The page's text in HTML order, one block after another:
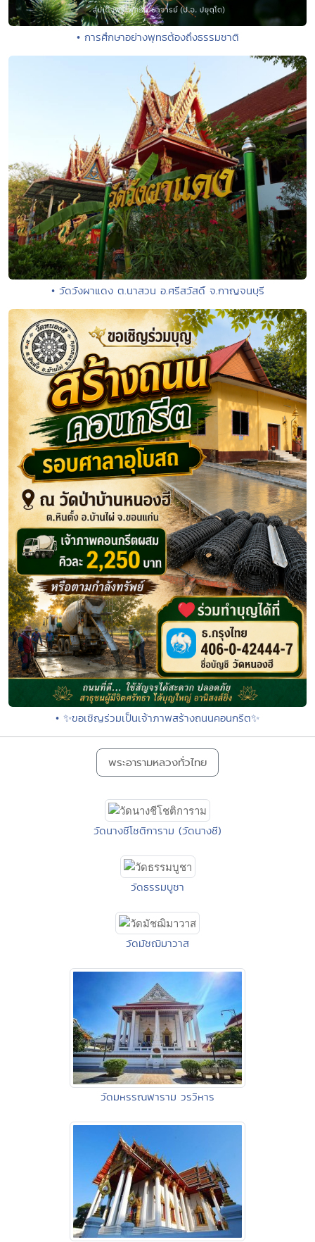
• การศึกษาอย่างพุทธต้องถึงธรรมชาติ
• วัดวังผาแดง ต.นาสวน อ.ศรีสวัสดิ์ จ.กาญจนบุรี
• ✨ขอเชิญร่วมเป็นเจ้าภาพสร้างถนนคอนกรีต✨
พระอารามหลวงทั่วไทย
วัดนางชีโชติการาม (วัดนางชี)
วัดธรรมบูชา
วัดมัชฌิมาวาส
วัดมหรรณพาราม วรวิหาร